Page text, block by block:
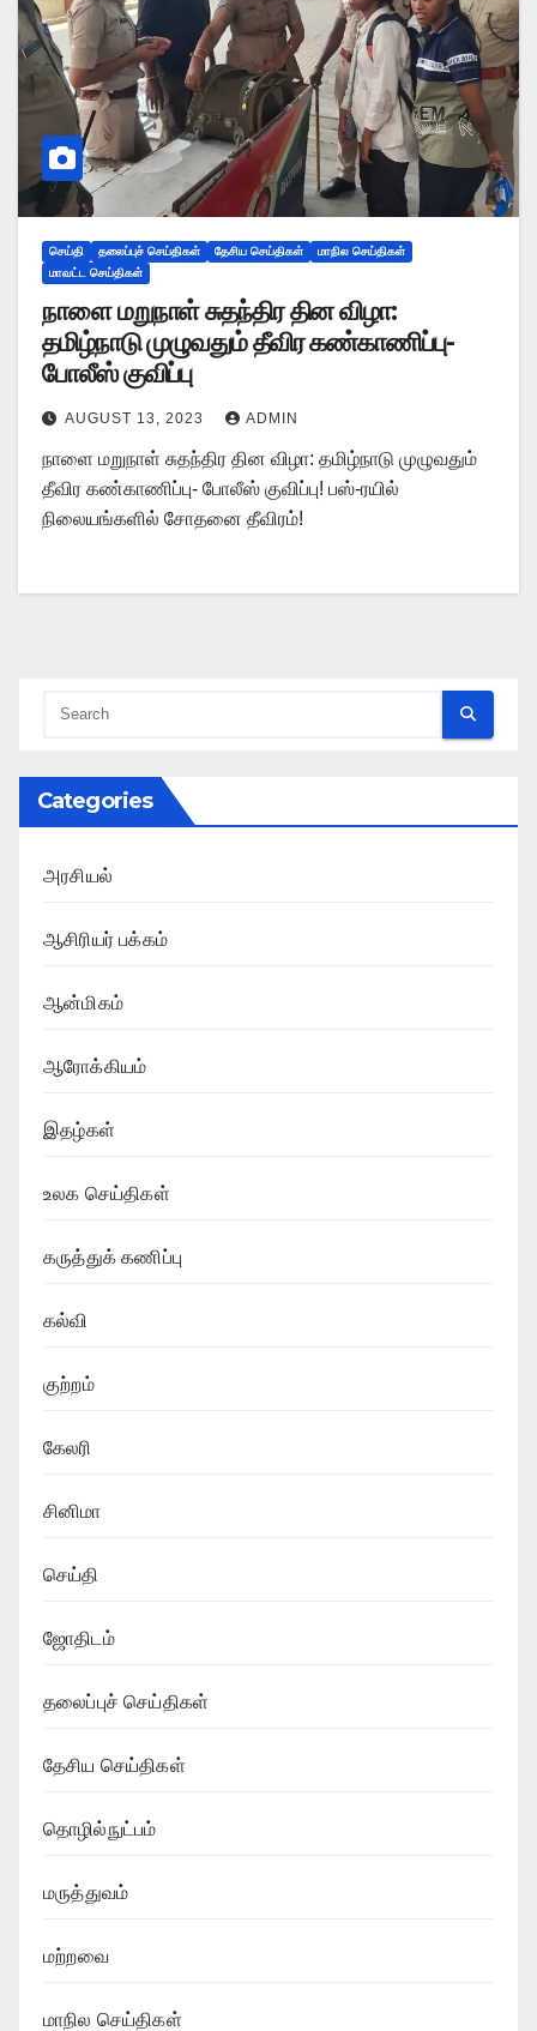
செய்தி தலைப்புச் செய்திகள் தேசிய செய்திகள்
மாநில செய்திகள்
மாவட்ட செய்திகள்
நாளை மறுநாள் சுதந்திர தின விழா:
தமிழ்நாடு முழுவதும் தீவிர கண்காணிப்பு-
போலீஸ் குவிப்பு
AUGUST 13, 2023 ADMIN
நாளை மறுநாள் சுதந்திர தின விழா: தமிழ்நாடு முழுவதும்
தீவிர கண்காணிப்பு- போலீஸ் குவிப்பு! பஸ்-ரயில்
நிலையங்களில் சோதனை தீவிரம்!
Categories
அரசியல்
ஆசிரியர் பக்கம்
ஆன்மிகம்
ஆரோக்கியம்
இதழ்கள்
உலக செய்திகள்
கருத்துக் கணிப்பு
கல்வி
குற்றம்
கேலரி
சினிமா
செய்தி
ஜோதிடம்
தலைப்புச் செய்திகள்
தேசிய செய்திகள்
தொழில்நுட்பம்
மருத்துவம்
மற்றவை
மாநில செய்திகள்